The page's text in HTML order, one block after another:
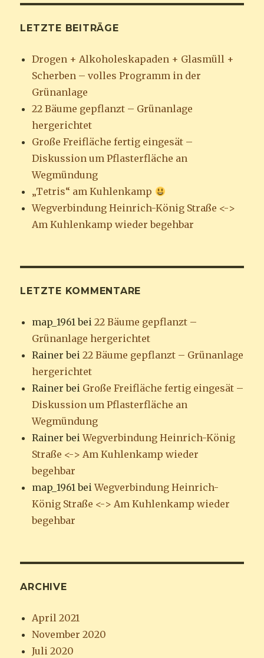
LETZTE BEITRÄGE
Drogen + Alkoholeskapaden + Glasmüll +
Scherben – volles Programm in der
Grünanlage
22 Bäume gepflanzt – Grünanlage
hergerichtet
Große Freifläche fertig eingesät –
Diskussion um Pflasterfläche an
Wegmündung
„Tetris“ am Kuhlenkamp
Wegverbindung Heinrich-König Straße <->
Am Kuhlenkamp wieder begehbar
LETZTE KOMMENTARE
map_1961bei22 Bäume gepflanzt –
Grünanlage hergerichtet
Rainer bei22 Bäume gepflanzt – Grünanlage
hergerichtet
Rainer bei Große Freifläche fertig eingesät –
Diskussion um Pflasterfläche an
Wegmündung
Rainer beiWegverbindung Heinrich-König
Straße <-> Am Kuhlenkamp wieder
begehbar
map_1961beiWegverbindung Heinrich-
König Straße <-> Am Kuhlenkamp wieder
begehbar
ARCHIVE
April 2021
November 2020
Juli 2020